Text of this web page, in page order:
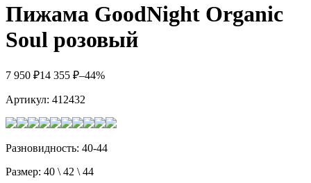
Пижама GoodNight Organic
Soul розовый
7 950 ₽14 355 ₽–44%
Артикул: 412432
Разновидность: 40-44
Размер: 40 \ 42 \ 44